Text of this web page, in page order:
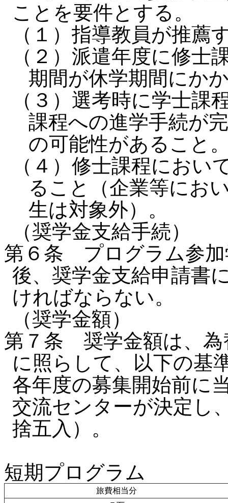
ことを要件とする。
（１）指導教員が推薦
（２）派遣年度に修士
期間が休学期間にか
（３）選考時に学士課
課程への進学手続が
の可能性があること
（４）修士課程にお
ること（企業等にお
生は対象外）。
（奨学金支給手続）
第６条 プログラム参加
後、奨学金支給申請書
ければならない。
（奨学金額）
第７条 奨学金額は、為
に照らして、以下の基
各年度の募集開始前に
交流センターが決定し
捨五入）。
短期プログラム
旅費相当分